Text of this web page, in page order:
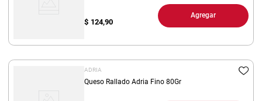
$ 124,90
Agregar
ADRIA
Queso Rallado Adria Fino 80Gr